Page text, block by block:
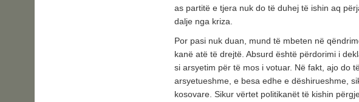
as partitë e tjera nuk do të duhej të ishin aq
dalje nga kriza.
Por pasi nuk duan, mund të mbeten në
kanë atë të drejtë. Absurd është përdorimi i
si arsyetim për të mos i votuar. Në fakt, ajo do
arsyetueshme, e besa edhe e dëshirueshme,
kosovare. Sikur vërtet politikanët të kishin